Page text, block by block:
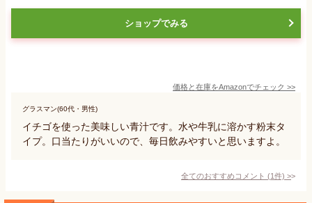
ショップでみる
価格と在庫をAmazonでチェック >>
グラスマン(60代・男性)
イチゴを使った美味しい青汁です。水や牛乳に溶かす粉末タ
イプ。口当たりがいいので、毎日飲みやすいと思いますよ。
全てのおすすめコメント (1件) >